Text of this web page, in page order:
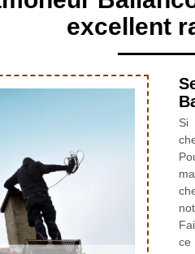
excellent
Si
ce